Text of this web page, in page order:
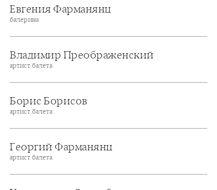
Евгения Фарманянц
балерина
Владимир Преображенский
артист балета
Борис Борисов
артист балета
Георгий Фарманянц
артист балета